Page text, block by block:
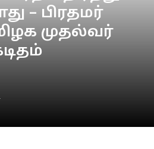
– பிரதமர்
முதல்வர்